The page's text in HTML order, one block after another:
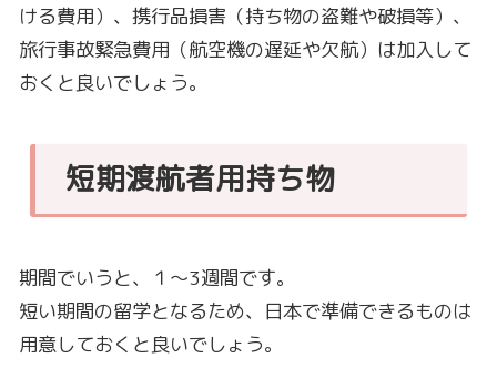
ける費用）、携行品損害（持ち物の盗難や破損等）、
旅行事故緊急費用（航空機の遅延や欠航）は加入して
おくと良いでしょう。
短期渡航者用持ち物
期間でいうと、１～3週間です。
短い期間の留学となるため、日本で準備できるものは
用意しておくと良いでしょう。